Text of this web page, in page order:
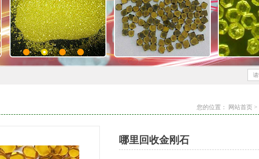
您的位置： 网站首页 >
哪里回收金刚石